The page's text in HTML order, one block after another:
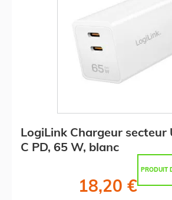
LogiLink Chargeur secteur
C PD, 65 W, blanc
PRODUIT
18,20 €